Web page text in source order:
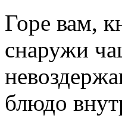
Горе вам,
снаружи
блюдо